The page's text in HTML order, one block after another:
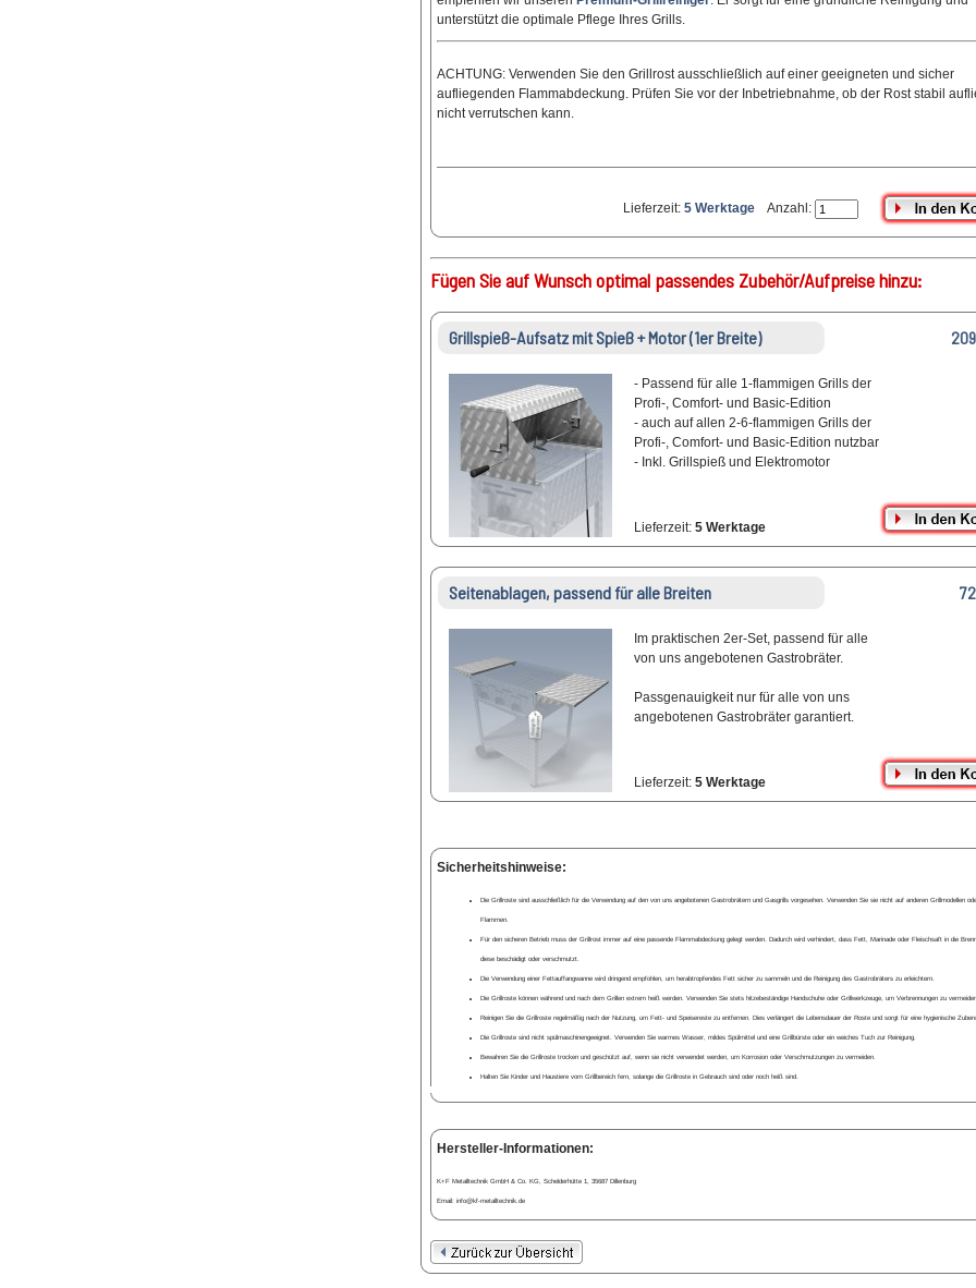
unterstützt die optimale Pflege Ihres Grills.
ACHTUNG:Verwenden Sie den Grillrost ausschließlich auf einer geeigneten und sicher
aufliegenden Flammabdeckung. Prüfen Sie vor der Inbetriebnahme, ob der Rost stabil
nicht verrutschen kann.
Lieferzeit: 5 WerktageAnzahl:
Fügen Sie auf Wunsch optimal passendes Zubehör/Aufpreise hinzu:
Grillspieß-Aufsatz mit Spieß + Motor (1er Breite)
- Passend für alle 1-flammigen Grills der
Profi-, Comfort- und Basic-Edition
- auch auf allen 2-6-flammigen Grills der
Profi-, Comfort- und Basic-Edition nutzbar
- Inkl. Grillspieß und Elektromotor
Lieferzeit: 5 Werktage
Seitenablagen, passend für alle Breiten
Im praktischen 2er-Set, passend für alle
von uns angebotenen Gastrobräter.
Passgenauigkeit nur für alle von uns
angebotenen Gastrobräter garantiert.
Lieferzeit: 5 Werktage
Sicherheitshinweise:
Die Grillroste sind ausschließlich für die Verwendung auf den von uns angebotenen Gastrobrätern und Gasgrills vorgesehen. Verwenden Sie sie nicht auf anderen Grillmodellen
Flammen.
Für den sicheren Betrieb muss der Grillrost immer auf eine passende Flammabdeckung gelegt werden. Dadurch wird verhindert, dass Fett, Marinade oder Fleischsaft in die
diese beschädigt oder verschmutzt.
Die Verwendung einer Fettauffangwanne wird dringend empfohlen, um herabtropfendes Fett sicher zu sammeln und die Reinigung des Gastrobräters zu erleichtern.
Die Grillroste können während und nach dem Grillen extrem heiß werden. Verwenden Sie stets hitzebeständige Handschuhe oder Grillwerkzeuge, um Verbrennungen zu vermeiden.
Reinigen Sie die Grillroste regelmäßig nach der Nutzung, um Fett- und Speisereste zu entfernen. Dies verlängert die Lebensdauer der Roste und sorgt für eine hygienische
Die Grillroste sind nicht spülmaschinengeeignet. Verwenden Sie warmes Wasser, mildes Spülmittel und eine Grillbürste oder ein weiches Tuch zur Reinigung.
Bewahren Sie die Grillroste trocken und geschützt auf, wenn sie nicht verwendet werden, um Korrosion oder Verschmutzungen zu vermeiden.
Halten Sie Kinder und Haustiere vom Grillbereich fern, solange die Grillroste in Gebrauch sind oder noch heiß sind.
Hersteller-Informationen:
K+F Metalltechnik GmbH & Co. KG, Schelderhütte 1, 35687 Dillenburg
Email: info@kf-metalltechnik.de